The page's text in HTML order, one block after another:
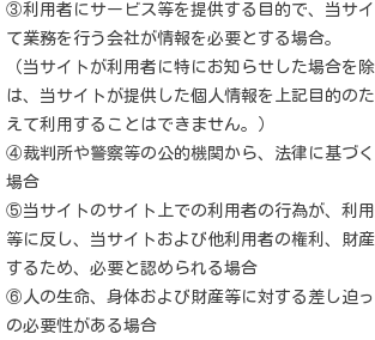
③利用者にサービス等を提供する目的で、当サ
て業務を行う会社が情報を必要とする場合。
（当サイトが利用者に特にお知らせした場合を
は、当サイトが提供した個人情報を上記目的の
えて利用することはできません。）
④裁判所や警察等の公的機関から、法律に基づ
場合
⑤当サイトのサイト上での利用者の行為が、利
等に反し、当サイトおよび他利用者の権利、財
するため、必要と認められる場合
⑥人の生命、身体および財産等に対する差し迫
の必要性がある場合